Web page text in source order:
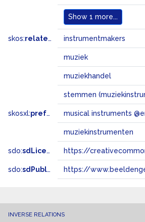
Show 1 more...
skos:related instrumentmakers
muziek
muziekhandel
stemmen
skosxl:prefLabel musical instruments
muziekinstrumenten
sdo:sdLicense
sdo:sdPublisher https://
INVERSE RELATIONS